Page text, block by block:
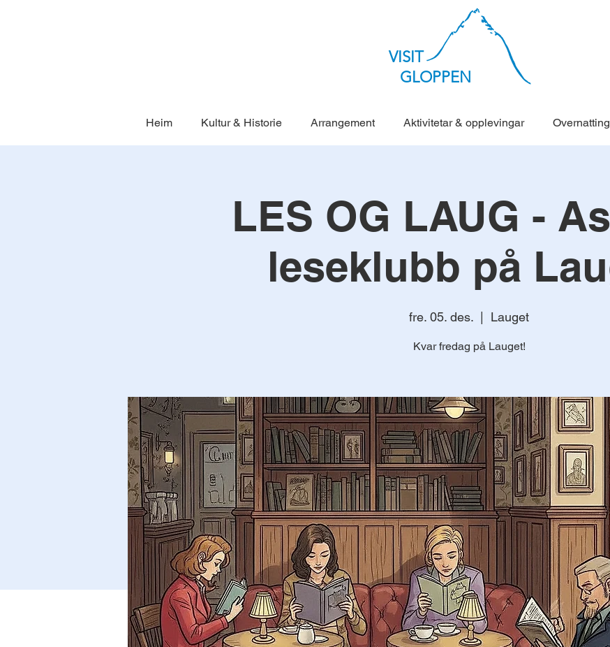
VISIT
GLOPPEN
Heim Kultur & Historie Arrangement Aktivitetar & opplevingar Overnatting
LES OG LAUG -
leseklubb på
fre. 05. des. Lauget
Kvar fredag på Lauget!